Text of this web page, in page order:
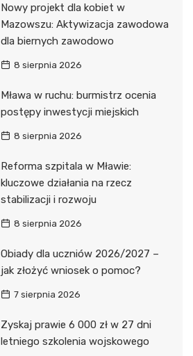
Nowy projekt dla kobiet w
Mazowszu: Aktywizacja zawodowa
dla biernych zawodowo
8 sierpnia 2026
Mława w ruchu: burmistrz ocenia
postępy inwestycji miejskich
8 sierpnia 2026
Reforma szpitala w Mławie:
kluczowe działania na rzecz
stabilizacji i rozwoju
8 sierpnia 2026
Obiady dla uczniów 2026/2027 –
jak złożyć wniosek o pomoc?
7 sierpnia 2026
Zyskaj prawie 6 000 zł w 27 dni
letniego szkolenia wojskowego